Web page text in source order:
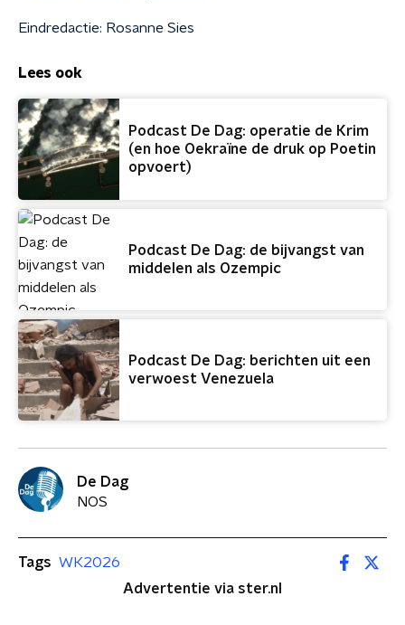
Eindredactie: Rosanne Sies
Lees ook
Podcast De Dag: operatie de Krim
(en hoe Oekraïne de druk op Poetin
opvoert)
Podcast De Dag: de bijvangst van
middelen als Ozempic
Podcast De Dag: berichten uit een
verwoest Venezuela
De Dag
NOS
Tags WK2026
Advertentie via ster.nl